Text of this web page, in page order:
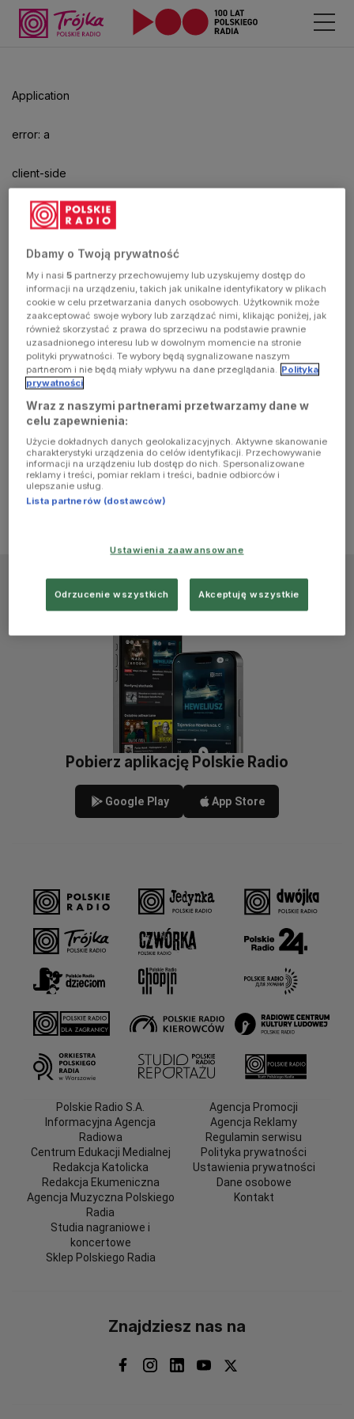
Application
error: a
client-side
exception
has
occurred
(see the
browser
console for
more
information)
Pobierz aplikację Polskie Radio
Google Play App Store
Polskie Radio S.A.
Informacyjna Agencja
Radiowa
Centrum Edukacji Medialnej
Redakcja Katolicka
Redakcja Ekumeniczna
Agencja Muzyczna Polskiego
Radia
Studia nagraniowe i
koncertowe
Sklep Polskiego Radia
Agencja Promocji
Agencja Reklamy
Regulamin serwisu
Polityka prywatności
Ustawienia prywatności
Dane osobowe
Kontakt
Znajdziesz nas na
Dbamy o Twoją prywatność
My i nasi5 partnerzy przechowujemy lub uzyskujemy dostęp do
informacji na urządzeniu, takich jak unikalne identyfikatory w plikach
cookie w celu przetwarzania danych osobowych. Użytkownik może
zaakceptować swoje wybory lub zarządzać nimi, klikając poniżej, jak
również skorzystać z prawa do sprzeciwu na podstawie prawnie
uzasadnionego interesu lub w dowolnym momencie na stronie
polityki prywatności. Te wybory będą sygnalizowane naszym
partnerom i nie będą miały wpływu na dane przeglądania. Polityka
prywatności
Wraz z naszymi partnerami przetwarzamy dane w
celu zapewnienia:
Użycie dokładnych danych geolokalizacyjnych. Aktywne skanowanie
charakterystyki urządzenia do celów identyfikacji. Przechowywanie
informacji na urządzeniu lub dostęp do nich. Spersonalizowane
reklamy i treści, pomiar reklam i treści, badnie odbiorców i
ulepszanie usług.
Lista partnerów (dostawców)
Ustawienia zaawansowane
Odrzucenie wszystkich Akceptuję wszystkie